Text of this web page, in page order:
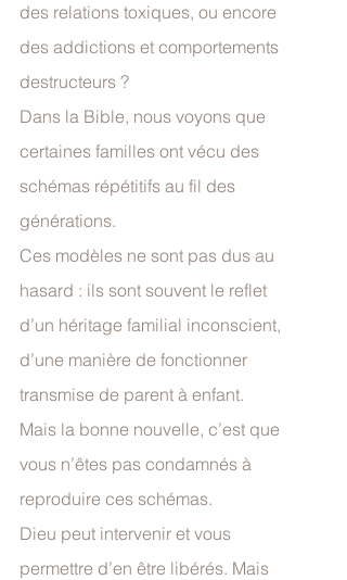
des relations toxiques, ou encore
des addictions et comportements
destructeurs ?
Dans la Bible, nous voyons que
certaines familles ont vécu des
schémas répétitifs au fil des
générations.
Ces modèles ne sont pas dus au
hasard : ils sont souvent le reflet
d’un héritage familial inconscient,
d’une manière de fonctionner
transmise de parent à enfant.
Mais la bonne nouvelle, c’est que
vous n’êtes pas condamnés à
reproduire ces schémas.
Dieu peut intervenir et vous
permettre d’en être libérés. Mais